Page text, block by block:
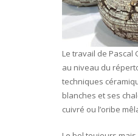
Le travail de Pascal
au niveau du
techniques
blanches et ses
cuivré ou l’oribe